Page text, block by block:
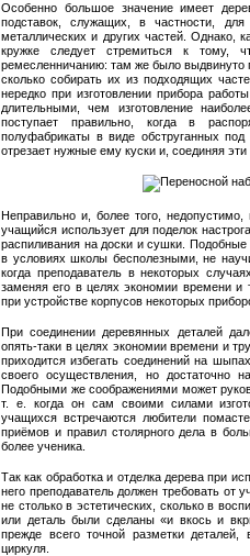
Особенно большое значение имеет
подставок, служащих, в частности,
металлических и других частей. Однако,
кружке следует стремиться к тому,
ремесленничанию: там же было выдвинуто
сколько собирать их из подходящих
нередко при изготовлении прибора
длительными, чем изготовление
поступает правильно, когда в
полуфабрикаты в виде обструганных
отрезает нужные ему куски и, соединяя
Неправильно и, более того,
учащийся использует для поделок
распиливания на доски и сушки.
в условиях школы бесполезными, не
когда преподаватель в некоторых
заменяя его в целях экономии времени и
при устройстве корпусов некоторых
При соединении деревянных деталей
опять-таки в целях экономии времени и
приходится избегать соединений на
своего осуществления, но
Подобными же соображениями может
т. е. когда он сам своими силами
учащихся встречаются любители
приёмов и правил столярного дела в
более ученика.
Так как обработка и отделка дерева при
него преподаватель должен требовать от
не столько в эстетических, сколько в
или деталь были сделаны «и вкось и
прежде всего точной разметки
циркуля.